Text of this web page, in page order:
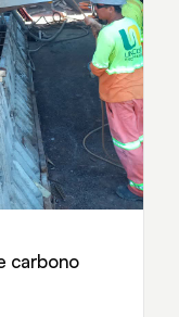
carbono